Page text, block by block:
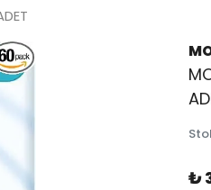
₺